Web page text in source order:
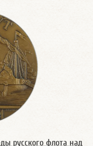
русского флота над